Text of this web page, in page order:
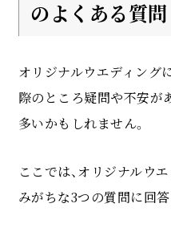
のよくある質問
オリジナルウエディング
際のところ疑問や不安が
多いかもしれません。
ここでは、オリジナルウ
みがちな3つの質問に回答